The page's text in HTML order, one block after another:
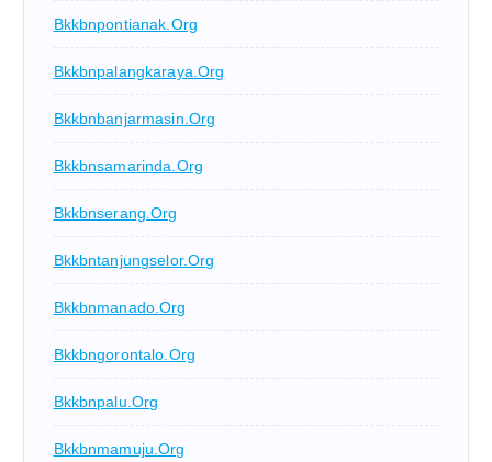
Bkkbnpontianak.org
Bkkbnpalangkaraya.org
Bkkbnbanjarmasin.org
Bkkbnsamarinda.org
Bkkbnserang.org
Bkkbntanjungselor.org
Bkkbnmanado.org
Bkkbngorontalo.org
Bkkbnpalu.org
Bkkbnmamuju.org